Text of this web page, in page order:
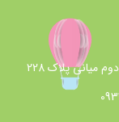
میانی پلاک 228